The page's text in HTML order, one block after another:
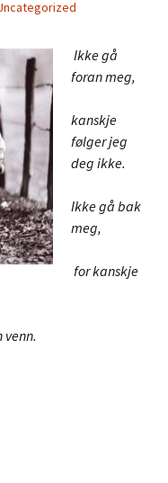
Ikke gå
foran meg,
kanskje
følger jeg
deg ikke.
Ikke gå bak
meg,
for kanskje